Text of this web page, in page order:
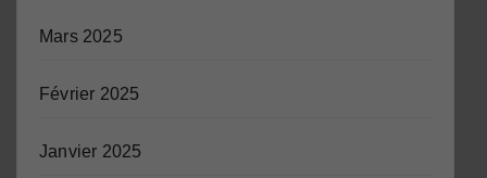
Mars 2025
Février 2025
Janvier 2025